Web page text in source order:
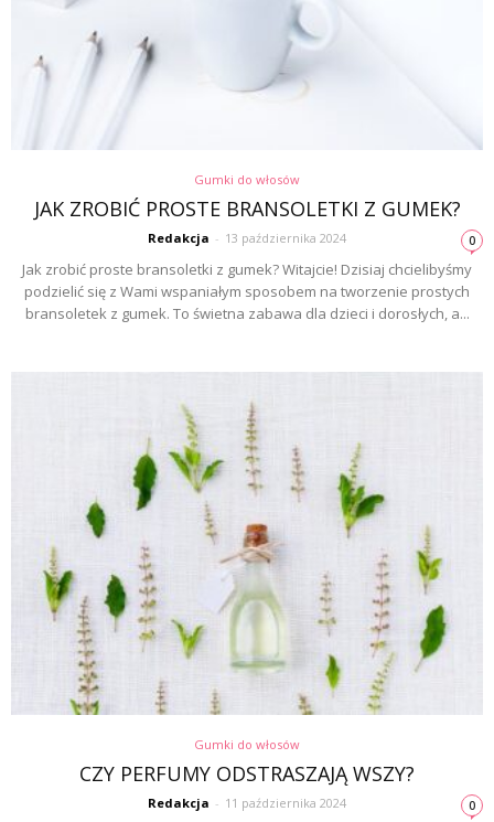
Gumki do włosów
JAK ZROBIĆ PROSTE BRANSOLETKI Z GUMEK?
Redakcja - 13 października 2024 0
Jak zrobić proste bransoletki z gumek? Witajcie! Dzisiaj chcielibyśmy
podzielić się z Wami wspaniałym sposobem na tworzenie prostych
bransoletek z gumek. To świetna zabawa dla dzieci i dorosłych, a...
Gumki do włosów
CZY PERFUMY ODSTRASZAJĄ WSZY?
Redakcja - 11 października 2024 0